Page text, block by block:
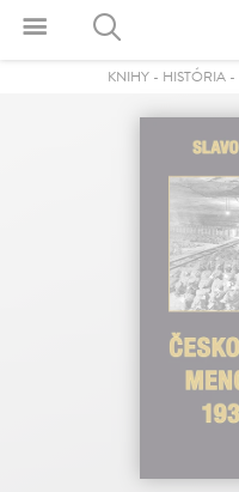
KNIHY - HISTÓRIA -